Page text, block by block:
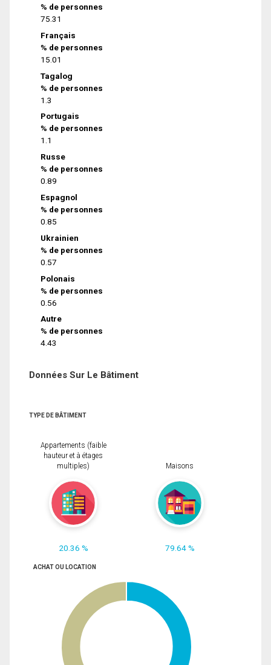
% de personnes
75.31
Français
% de personnes
15.01
Tagalog
% de personnes
1.3
Portugais
% de personnes
1.1
Russe
% de personnes
0.89
Espagnol
% de personnes
0.85
Ukrainien
% de personnes
0.57
Polonais
% de personnes
0.56
Autre
% de personnes
4.43
Données Sur Le Bâtiment
TYPE DE BÂTIMENT
Appartements (faible
hauteur et à étages
multiples)
20.36 %
Maisons
79.64 %
ACHAT OU LOCATION